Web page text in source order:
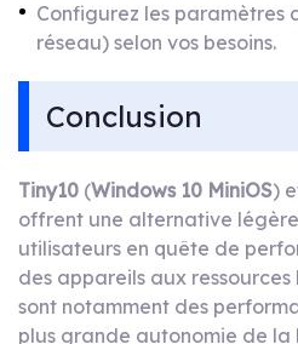
Configurez les paramètres
réseau) selon vos besoins.
Conclusion
Tiny10 (Windows 10 MiniOS)
offrent une alternative
utilisateurs en quête de
des appareils aux
sont notamment des
plus grande autonomie de